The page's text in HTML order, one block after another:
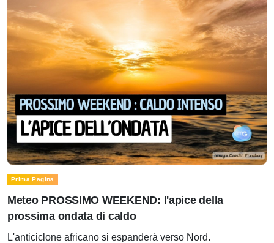
Prima Pagina
Meteo PROSSIMO WEEKEND: l'apice della
prossima ondata di caldo
L'anticiclone africano si espanderà verso Nord.